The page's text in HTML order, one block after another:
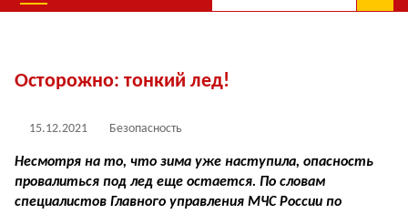
Осторожно: тонкий лед!
15.12.2021 Безопасность
Несмотря на то, что зима уже наступила, опасность
провалиться под лед еще остается. По словам
специалистов Главного управления МЧС России по